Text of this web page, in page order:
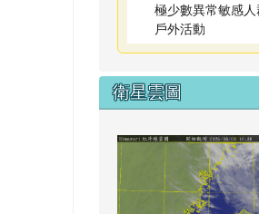
極少數異常敏感
戶外活動
衛星雲圖